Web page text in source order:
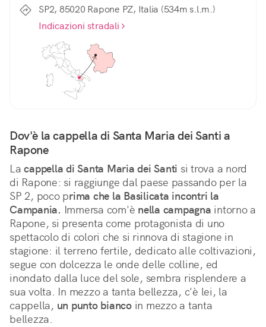
SP2, 85020 Rapone PZ, Italia (534m s.l.m.)
Indicazioni stradali
Dov'è la cappella di Santa Maria dei Santi a
Rapone
La cappella di Santa Maria dei Santi si trova a nord
di Rapone: si raggiunge dal paese passando per la
SP 2, poco prima che la Basilicata incontri la
Campania. Immersa com'è nella campagna intorno a
Rapone, si presenta come protagonista di uno
spettacolo di colori che si rinnova di stagione in
stagione: il terreno fertile, dedicato alle coltivazioni,
segue con dolcezza le onde delle colline, ed
inondato dalla luce del sole, sembra risplendere a
sua volta. In mezzo a tanta bellezza, c'è lei, la
cappella, un punto bianco in mezzo a tanta
bellezza.